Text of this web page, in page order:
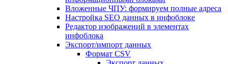
Вложенные ЧПУ: формируем полные адреса
Настройка SEO данных в инфоблоке
Редактор изображений в элементах
инфоблока
Экспорт/импорт данных
Формат CSV